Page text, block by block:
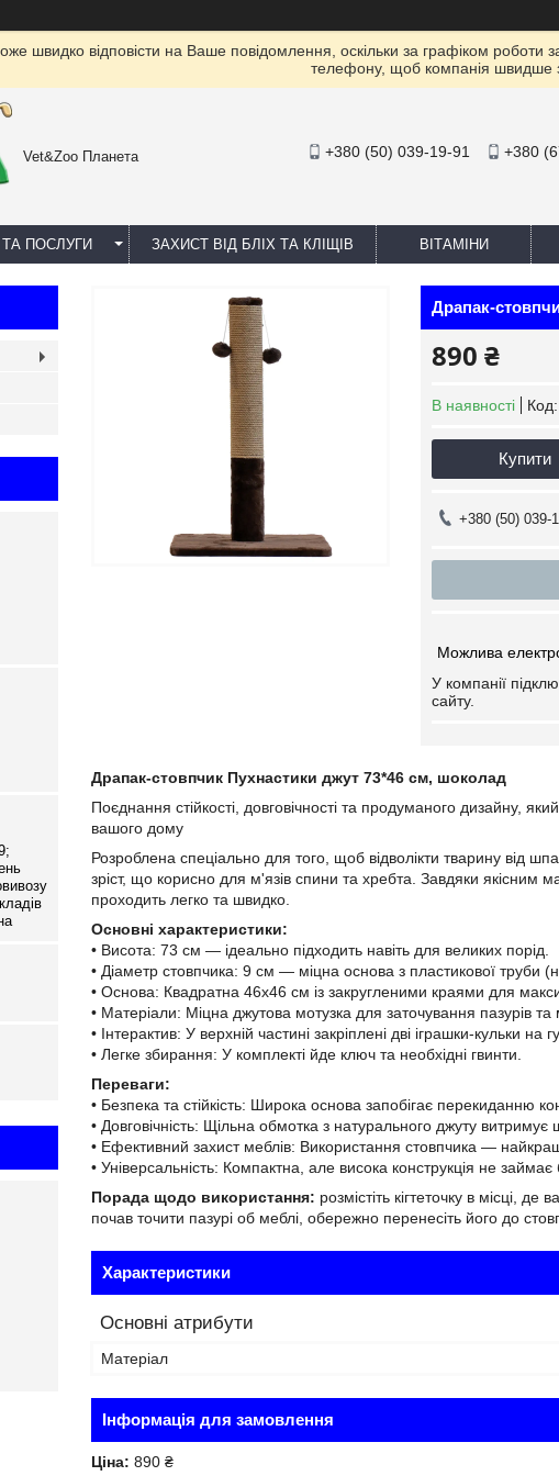
швидко відповісти на Ваше повідомлення, оскільки за графіком
телефону, щоб компанія швидше
Vet&Zoo Планета +380 (50) 039-19-91 +380
ПОСЛУГИ ЗАХИСТ ВІД БЛІХ ТА КЛІЩІВ ВІТАМІНИ
Драпак-
890 ₴
В наявності Код:
Купити
+380 (50) 039-
У компанії
сайту.
Драпак-стовпчик Пухнастики джут 73*46 см, шоколад
Поєднання стійкості, довговічності та продуманого дизайну,
вашого дому
Розроблена спеціально для того, щоб відволікти тварину від
зріст, що корисно для м'язів спини та хребта. Завдяки якісним
проходить легко та швидко.
Основні характеристики:
• Висота: 73 см — ідеально підходить навіть для великих порід.
• Діаметр стовпчика: 9 см — міцна основа з пластикової труби
• Основа: Квадратна 46х46 см із закругленими краями для
• Матеріали: Міцна джутова мотузка для заточування пазурів
• Інтерактив: У верхній частині закріплені дві іграшки-кульки на
• Легке збирання: У комплекті йде ключ та необхідні гвинти.
Переваги:
• Безпека та стійкість: Широка основа запобігає перекиданню
• Довговічність: Щільна обмотка з натурального джуту
• Ефективний захист меблів: Використання стовпчика —
• Універсальність: Компактна, але висока конструкція не
Порада щодо використання: розмістіть кігтеточку в місці,
почав точити пазурі об меблі, обережно перенесіть його до
Характеристики
Основні атрибути
Матеріал
Інформація для замовлення
Ціна: 890 ₴